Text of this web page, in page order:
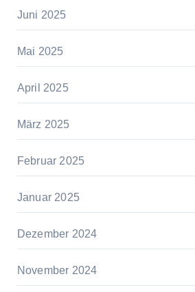
Juni 2025
Mai 2025
April 2025
März 2025
Februar 2025
Januar 2025
Dezember 2024
November 2024